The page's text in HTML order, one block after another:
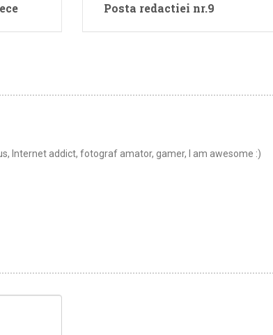
Posta redactiei nr.9
Internet addict, fotograf amator, gamer, I am awesome :)